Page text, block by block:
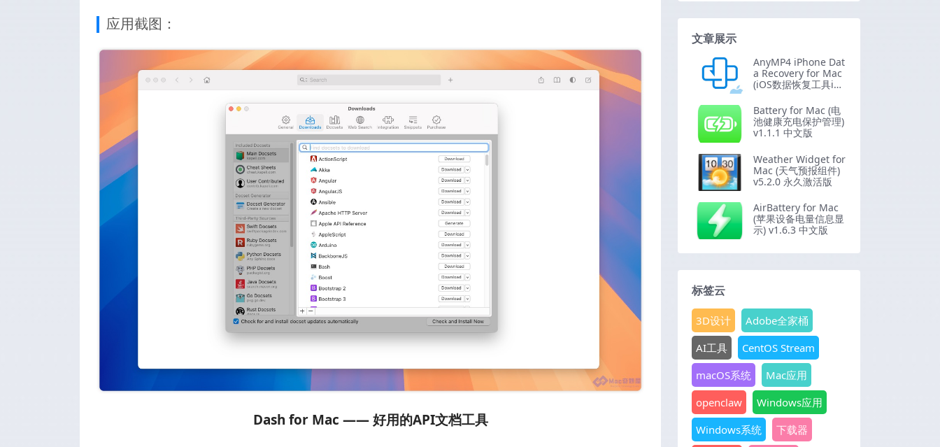
应用截图：
Dash for Mac —— 好用的API文档工具
文章展示
AnyMP4 iPhone Dat
a Recovery for Mac
(iOS数据恢复工具iO
活版
Battery for Mac (电
池健康充电保护管理)
v1.1.1 中文版
Weather Widget for
Mac (天气预报组件)
v5.2.0 永久激活版
AirBattery for Mac
(苹果设备电量信息显
示) v1.6.3 中文版
标签云
3D设计
Adobe全家桶
AI工具
CentOS Stream
macOS系统
Mac应用
openclaw
Windows应用
Windows系统
下载器